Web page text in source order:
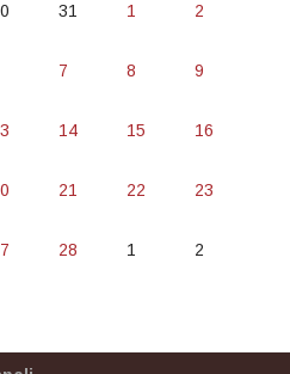
31 1 2
7 8 9
14 15 16
21 22 23
28 1 2